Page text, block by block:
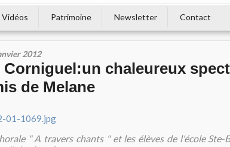
Vidéos Patrimoine Newsletter Contact
2012
Corniguel:un chaleureux
de Melane
" A travers chants " et les élèves de l'école Ste-